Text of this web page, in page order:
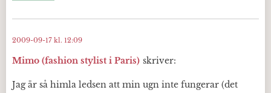
Mimo (fashion stylist i Paris) skriver:
2009-09-17 kl. 12:09
Jag är så himla ledsen att min ugn inte fungerar (det